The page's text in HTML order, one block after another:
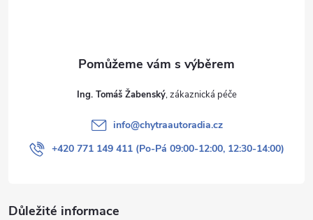
Ing. Tomáš Žabenský
info@chytraautoradia.cz
+420 771 149 411 (Po-Pá 09:00-12:00, 12:30-14:00)
Důležité informace